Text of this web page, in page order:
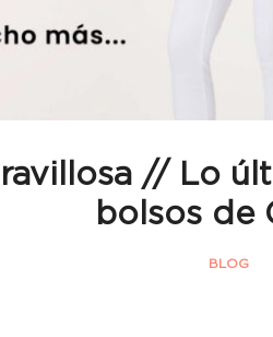
// Lo
bolsos de
BLOG